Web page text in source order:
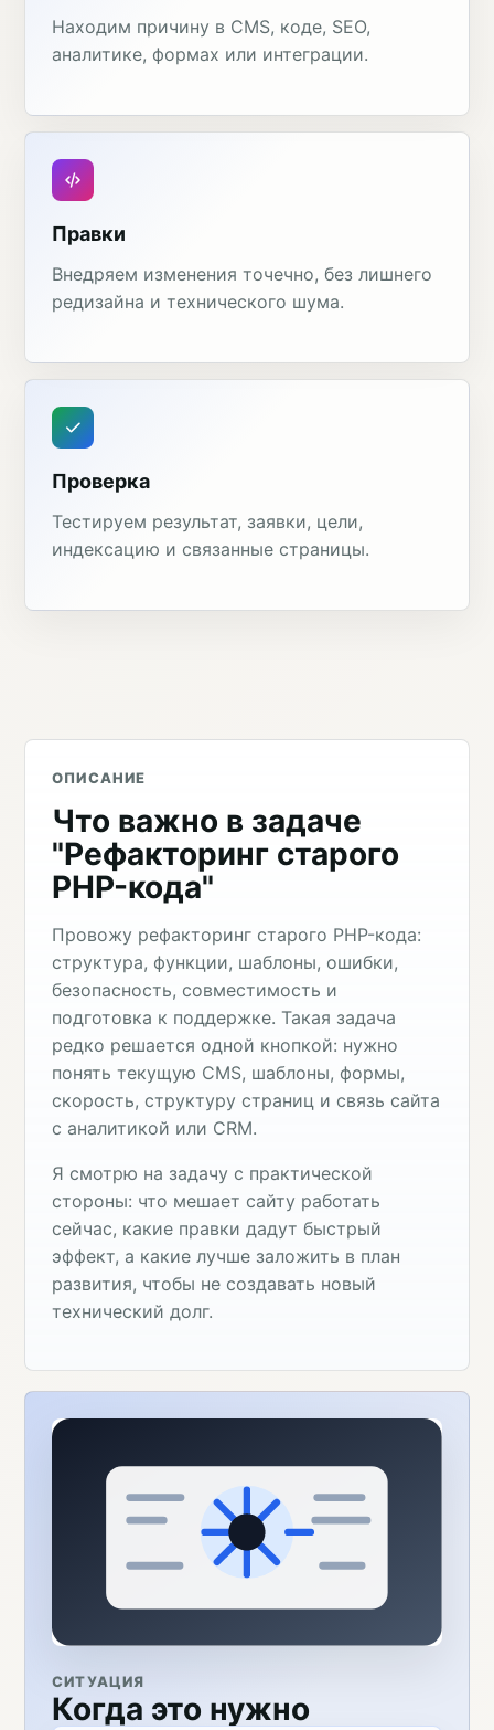
Находим причину в CMS, коде, SEO,
аналитике, формах или интеграции.
Правки
Внедряем изменения точечно, без лишнего
редизайна и технического шума.
Проверка
Тестируем результат, заявки, цели,
индексацию и связанные страницы.
ОПИСАНИЕ
Что важно в задаче
"Рефакторинг старого
PHP-кода"
Провожу рефакторинг старого PHP-кода:
структура, функции, шаблоны, ошибки,
безопасность, совместимость и
подготовка к поддержке. Такая задача
редко решается одной кнопкой: нужно
понять текущую CMS, шаблоны, формы,
скорость, структуру страниц и связь сайта
с аналитикой или CRM.
Я смотрю на задачу с практической
стороны: что мешает сайту работать
сейчас, какие правки дадут быстрый
эффект, а какие лучше заложить в план
развития, чтобы не создавать новый
технический долг.
СИТУАЦИЯ
Когда это нужно